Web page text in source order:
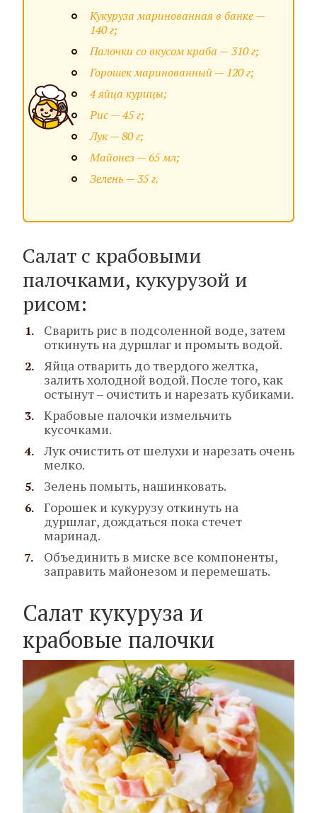
Кукуруза маринованная в банке —
140 г;
Палочки со вкусом краба — 310 г;
Горошек маринованный — 120 г;
4 яйца курицы;
Рис — 45 г;
Лук — 80 г;
Майонез — 65 мл;
Зелень — 35 г.
Салат с крабовыми
палочками, кукурузой и
рисом:
Сварить рис в подсоленной воде, затем
откинуть на дуршлаг и промыть водой.
Яйца отварить до твердого желтка,
залить холодной водой. После того, как
остынут – очистить и нарезать кубиками.
Крабовые палочки измельчить
кусочками.
Лук очистить от шелухи и нарезать очень
мелко.
Зелень помыть, нашинковать.
Горошек и кукурузу откинуть на
дуршлаг, дождаться пока стечет
маринад.
Объединить в миске все компоненты,
заправить майонезом и перемешать.
Салат кукуруза и
крабовые палочки